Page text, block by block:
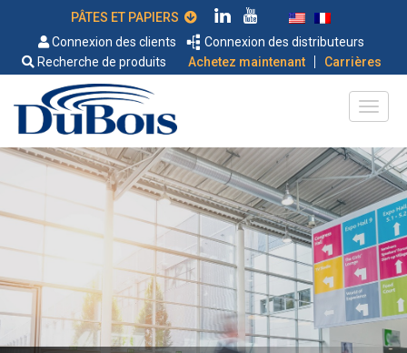
Connexion des clients
Connexion des distributeurs
Recherche de produits
Achetez maintenant | Carrières